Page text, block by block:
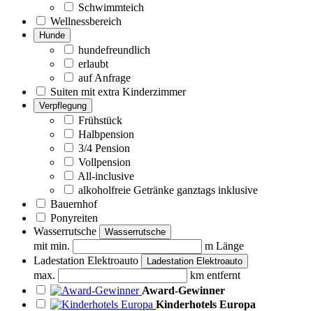
Schwimmteich
Wellnessbereich
Hunde
hundefreundlich
erlaubt
auf Anfrage
Suiten mit extra Kinderzimmer
Verpflegung
Frühstück
Halbpension
3/4 Pension
Vollpension
All-inclusive
alkoholfreie Getränke ganztags inklusive
Bauernhof
Ponyreiten
Wasserrutsche
Wasserrutsche
mit min.
m Länge
Ladestation Elektroauto
Ladestation Elektroauto
max.
km entfernt
Award-Gewinner
Kinderhotels Europa